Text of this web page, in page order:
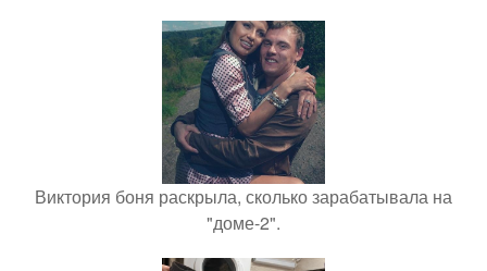
Виктория боня раскрыла, сколько зарабатывала на
"доме-2".